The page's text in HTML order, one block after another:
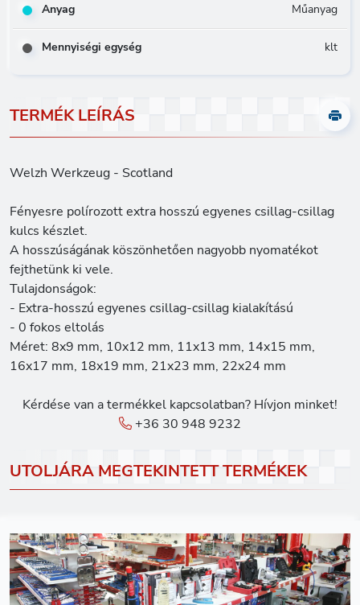
TERMÉK LEÍRÁS
Welzh Werkzeug - Scotland
Fényesre polírozott extra hosszú egyenes csillag-csillag
kulcs készlet.
A hosszúságának köszönhetően nagyobb nyomatékot
fejthetünk ki vele.
Tulajdonságok:
- Extra-hosszú egyenes csillag-csillag kialakítású
- 0 fokos eltolás
Méret: 8x9 mm, 10x12 mm, 11x13 mm, 14x15 mm,
16x17 mm, 18x19 mm, 21x23 mm, 22x24 mm
Kérdése van a termékkel kapcsolatban? Hívjon minket!
+36 30 948 9232
Anyag Műanyag
Mennyiségi egység klt
UTOLJÁRA MEGTEKINTETT TERMÉKEK